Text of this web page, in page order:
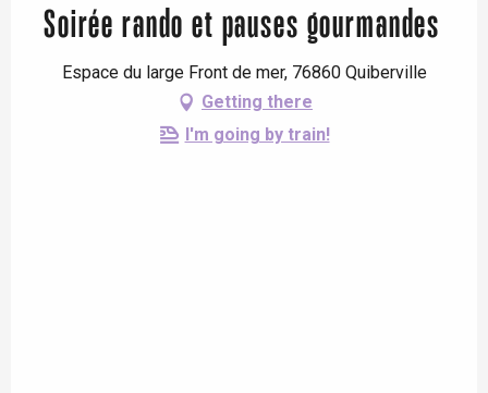
Soirée rando et pauses gourmandes
Espace du large Front de mer, 76860 Quiberville
Getting there
I'm going by train!